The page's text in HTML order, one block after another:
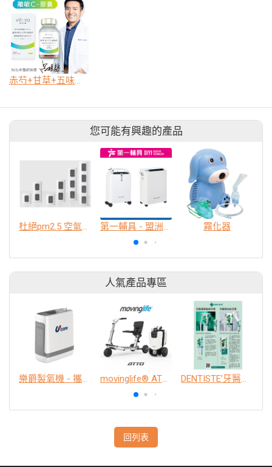
赤芍+甘草+五味子 (膠囊)
您可能有興趣的產品
杜絕pm2.5 空氣清淨機 第一輔具 - 盟洲製氧機 霧化器
人氣產品專區
樂爵製氧機 - 攜帶型 movinglife® ATTO新世代電動代步車 經典款 DENTISTE'牙醫選極敏感牙膏、抗蛀牙膏
回列表